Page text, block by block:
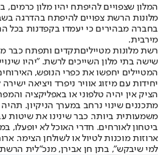
המלון שצפויים להיפתח יהיו מלון כרמים,
מלונות הרשת צפויים להיפתח בהדרגה
בחברה מבהירים כי יעמדו בקפדנות בכל
מירבית.
רשת מלונות מטייליםתקדים ותפתח כבר
שישה בתי מלון השייכים לרשת. "יהיו
המטיילים יחפשו את כפרי הנופש,
יחידות עם מיזוג אוויר ניפרד ויציאה
הציק אין יהיה טלפוני או באפליקציה
מתכננים שינוי נרחב במערך הניקיון. תהיה
משמעותית ביותר. כבר שינינו את שיטות
ביטחון לאורחים. חדרי האוכל לא יופעלו,
ארוזות מוכנות לטיול או לשולחן הצימר.
למי שיבקש", בתן חן אבירן, מנכ"לית